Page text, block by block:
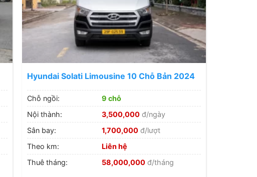
Hyundai Solati Limousine 10 Chỗ Bản 2024
Chỗ ngồi:
9 chỗ
Nội thành:
3,500,000đ/ngày
Sân bay:
1,700,000đ/lượt
Theo km:
Liên hệ
Thuê tháng:
58,000,000đ/tháng